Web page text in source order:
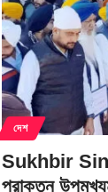
দেশ
Sukhbir Singh
প্রাক্তন